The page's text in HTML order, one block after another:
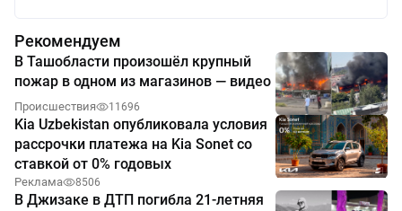
Рекомендуем
В Ташобласти произошёл крупный
пожар в одном из магазинов — видео
Происшествия 11696
Kia Uzbekistan опубликовала условия
рассрочки платежа на Kia Sonet со
ставкой от 0% годовых
Реклама 8506
В Джизаке в ДТП погибла 21-летняя